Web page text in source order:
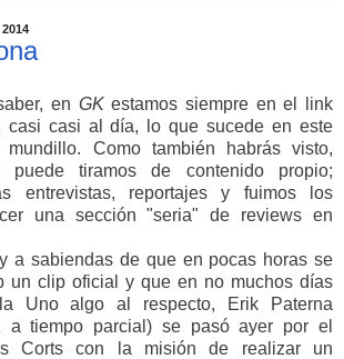
en GKestamos siempre en el link
casi casi al día, lo que sucede en este
mundillo. Como también habrás visto,
tiramos de contenido propio;
entrevistas, reportajes y fuimos los
una sección "seria" de reviews en
a sabiendas de que en pocas horas se
un clip oficial y que en no muchos días
Uno algo al respecto, Erik Paterna
a tiempo parcial) se pasó ayer por el
Corts con la misión de realizar un